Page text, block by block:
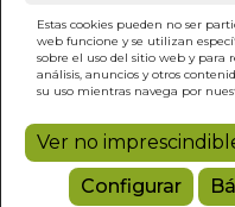
Estas cookies pueden no ser
web funcione y se utilizan
sobre el uso del sitio web y para
análisis, anuncios y otros
su uso mientras navega por
Ver no
Configurar